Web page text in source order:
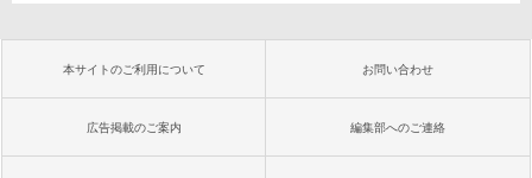
本サイトのご利用について お問い合わせ
広告掲載のご案内 編集部へのご連絡